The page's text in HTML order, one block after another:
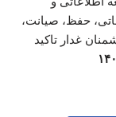
حفظ، صیانت،
غدار تاکید